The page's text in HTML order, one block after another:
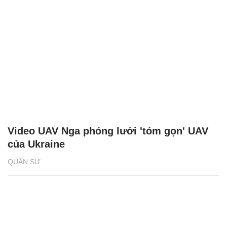
QUÂN SỰ
Video UAV Nga phóng lưới 'tóm gọn' UAV
của Ukraine